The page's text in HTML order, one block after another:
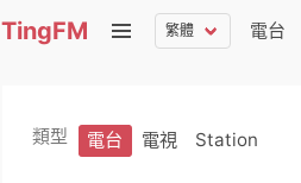
TingFM 電台
類型 電台 電視 Station